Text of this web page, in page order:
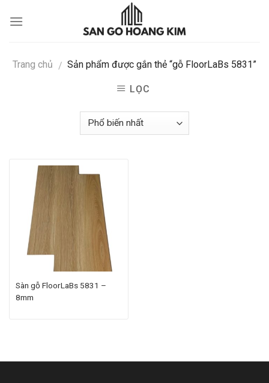
Trang chủ / Sản phẩm được gắn thẻ “gỗ FloorLaBs 5831”
LỌC
Sàn gỗ FloorLaBs 5831 –
8mm